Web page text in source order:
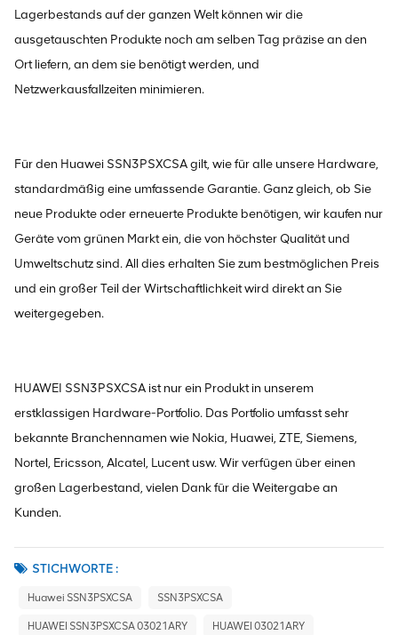
Lagerbestands auf der ganzen Welt können wir die
ausgetauschten Produkte noch am selben Tag präzise an den
Ort liefern, an dem sie benötigt werden, und
Netzwerkausfallzeiten minimieren.
Für den Huawei SSN3PSXCSA gilt, wie für alle unsere Hardware,
standardmäßig eine umfassende Garantie. Ganz gleich, ob Sie
neue Produkte oder erneuerte Produkte benötigen, wir kaufen nur
Geräte vom grünen Markt ein, die von höchster Qualität und
Umweltschutz sind. All dies erhalten Sie zum bestmöglichen Preis
und ein großer Teil der Wirtschaftlichkeit wird direkt an Sie
weitergegeben.
HUAWEI SSN3PSXCSA ist nur ein Produkt in unserem
erstklassigen Hardware-Portfolio. Das Portfolio umfasst sehr
bekannte Branchennamen wie Nokia, Huawei, ZTE, Siemens,
Nortel, Ericsson, Alcatel, Lucent usw. Wir verfügen über einen
großen Lagerbestand, vielen Dank für die Weitergabe an
Kunden.
STICHWORTE :
Huawei SSN3PSXCSA SSN3PSXCSA
HUAWEI SSN3PSXCSA 03021ARY HUAWEI 03021ARY